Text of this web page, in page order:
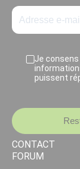
Je
puissent
CONTACT
FORUM